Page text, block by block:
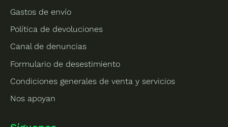
Gastos de envío
Política de devoluciones
Canal de denuncias
Formulario de desestimiento
Condiciones generales de venta y servicios
Nos apoyan